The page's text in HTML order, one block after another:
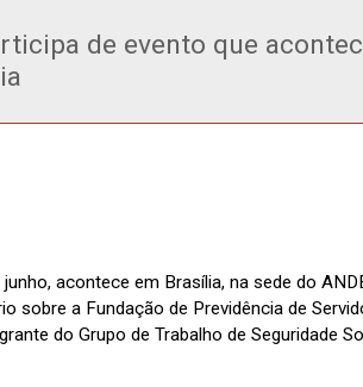
de evento que
acontece em Brasília, na sede do
sobre a Fundação de Previdência de
do Grupo de Trabalho de Seguridade